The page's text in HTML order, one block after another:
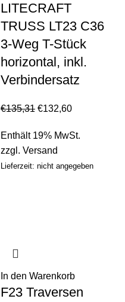
LITECRAFT
TRUSS LT23 C36
3-Weg T-Stück
horizontal, inkl.
Verbindersatz
€135,31 €132,60
Enthält 19% MwSt.
zzgl. Versand
Lieferzeit: nicht angegeben
In den Warenkorb
F23 Traversen